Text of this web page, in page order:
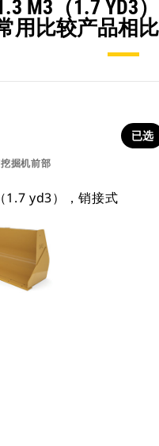
M3（1.7 YD3
用比较产品相比
掘机前部
已选
1.7 yd3），销接式